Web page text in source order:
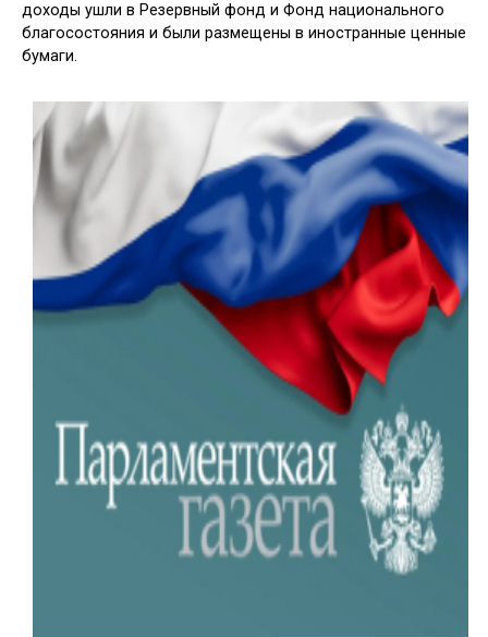
доходы ушли в Резервный фонд и Фонд национального
благосостояния и были раз­мещены в иностранные ценные
бумаги.